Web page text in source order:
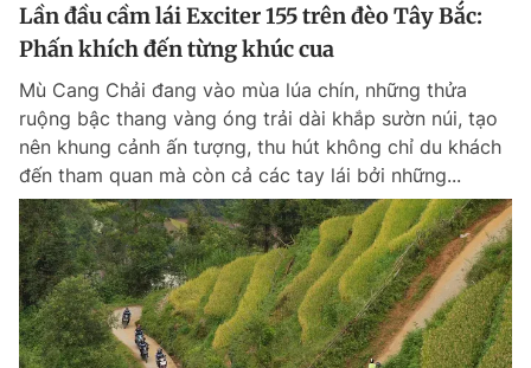
Lần đầu cầm lái Exciter 155 trên đèo Tây Bắc:
Phấn khích đến từng khúc cua
Mù Cang Chải đang vào mùa lúa chín, những thửa
ruộng bậc thang vàng óng trải dài khắp sườn núi, tạo
nên khung cảnh ấn tượng, thu hút không chỉ du khách
đến tham quan mà còn cả các tay lái bởi những...